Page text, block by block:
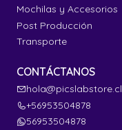
Mochilas y Accesorios
Post Producción
Transporte
CONTÁCTANOS
hola@picslabstore.cl
+56953504878
56953504878